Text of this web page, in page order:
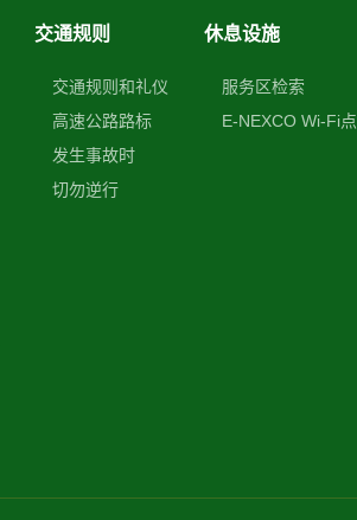
交通规则
交通规则和礼仪
高速公路路标
发生事故时
切勿逆行
休息设施
服务区检索
E-NEXCO Wi-Fi点